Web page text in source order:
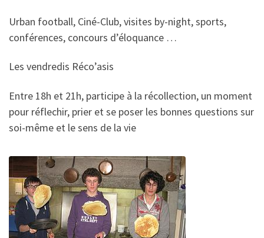
Urban football, Ciné-Club, visites by-night, sports,
conférences, concours d’éloquance …
Les vendredis Réco’asis
Entre 18h et 21h, participe à la récollection, un moment
pour réflechir, prier et se poser les bonnes questions sur
soi-même et le sens de la vie